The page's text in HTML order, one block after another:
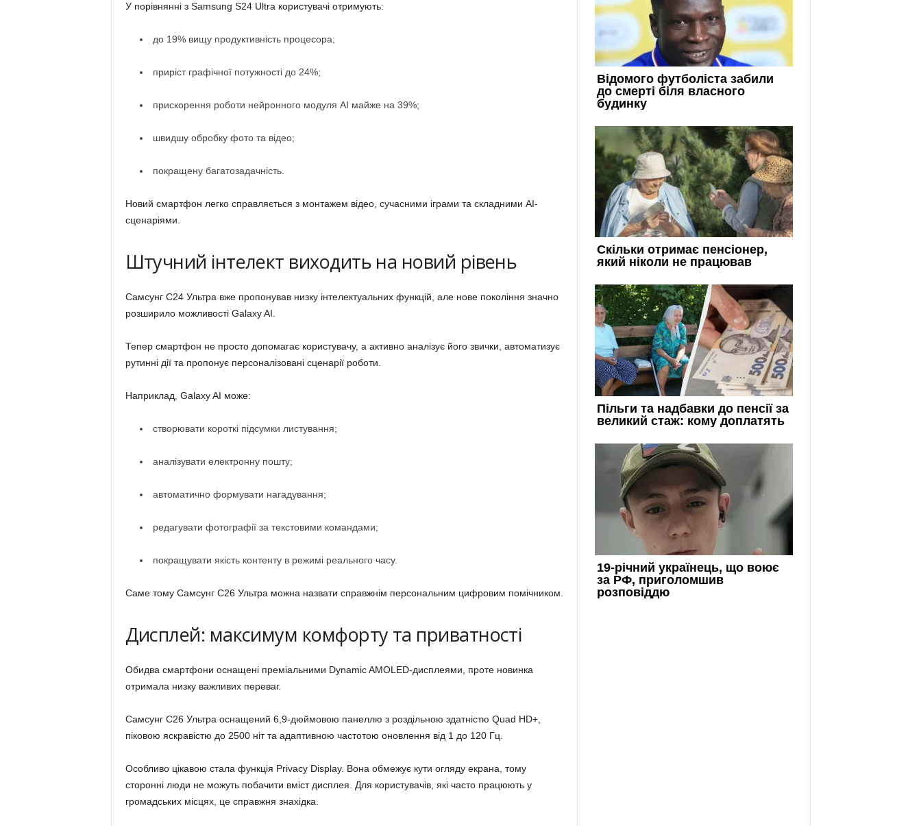
У порівнянні з Samsung S24 Ultra користувачі отримують:
до 19% вищу продуктивність процесора;
приріст графічної потужності до 24%;
прискорення роботи нейронного модуля AI майже на 39%;
швидшу обробку фото та відео;
покращену багатозадачність.
Новий смартфон легко справляється з монтажем відео, сучасними іграми та складними AI-
сценаріями.
Штучний інтелект виходить на новий рівень
Самсунг С24 Ультра вже пропонував низку інтелектуальних функцій, але нове покоління значно
розширило можливості Galaxy AI.
Тепер смартфон не просто допомагає користувачу, а активно аналізує його звички, автоматизує
рутинні дії та пропонує персоналізовані сценарії роботи.
Наприклад, Galaxy AI може:
створювати короткі підсумки листування;
аналізувати електронну пошту;
автоматично формувати нагадування;
редагувати фотографії за текстовими командами;
покращувати якість контенту в режимі реального часу.
Саме тому Самсунг С26 Ультра можна назвати справжнім персональним цифровим помічником.
Дисплей: максимум комфорту та приватності
Обидва смартфони оснащені преміальними Dynamic AMOLED-дисплеями, проте новинка
отримала низку важливих переваг.
Самсунг С26 Ультра оснащений 6,9-дюймовою панеллю з роздільною здатністю Quad HD+,
піковою яскравістю до 2500 ніт та адаптивною частотою оновлення від 1 до 120 Гц.
Особливо цікавою стала функція Privacy Display. Вона обмежує кути огляду екрана, тому
сторонні люди не можуть побачити вміст дисплея. Для користувачів, які часто працюють у
громадських місцях, це справжня знахідка.